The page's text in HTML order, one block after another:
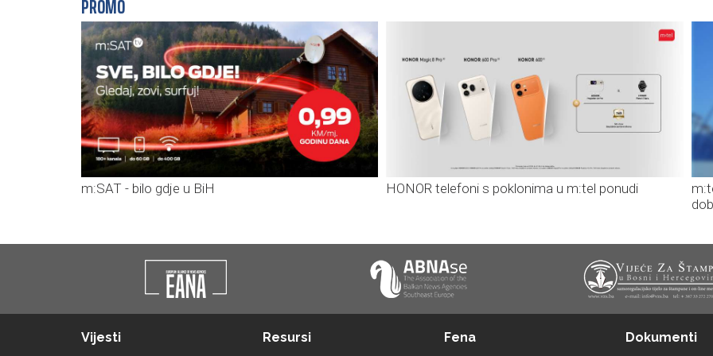
PROMO
m:SAT - bilo gdje u BiH HONOR telefoni s poklonima u m:tel ponudi
Vijesti Resursi Fena Dokumenti